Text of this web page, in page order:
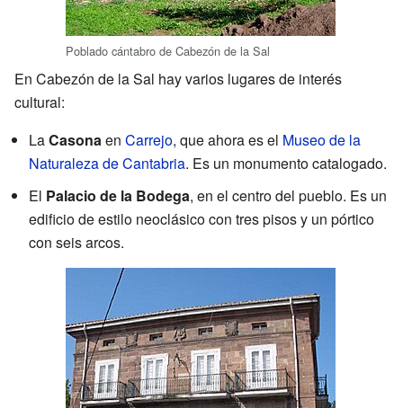
Poblado cántabro de Cabezón de la Sal
En Cabezón de la Sal hay varios lugares de interés
cultural:
LaCasonaen Carrejo, que ahora es el Museo de la
Naturaleza de Cantabria. Es un monumento catalogado.
El Palacio de la Bodega, en el centro del pueblo. Es un
edificio de estilo neoclásico con tres pisos y un pórtico
con seis arcos.